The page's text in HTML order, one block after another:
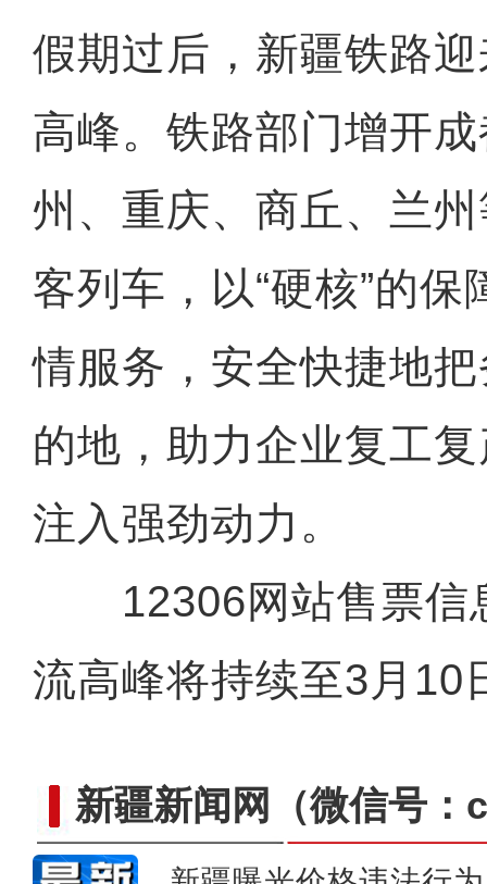
假期过后，新疆铁路
高峰。铁路部门增开
州、重庆、商丘、兰
客列车，以“硬核”的保
情服务，安全快捷地
的地，助力企业复工
注入强劲动力。
12306网站售票信
流高峰将持续至3月10
新疆新闻网 （微信号